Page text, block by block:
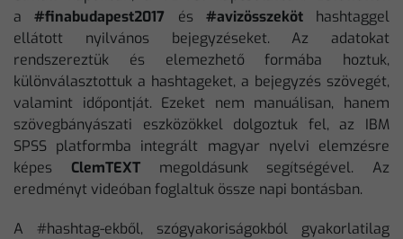
a#finabudapest2017 és #avizösszeköthashtaggel
ellátott nyilvános bejegyzéseket. Az adatokat
rendszereztük és elemezhető formába hoztuk,
különválasztottuk a hashtageket, a bejegyzés szövegét,
valamint időpontját. Ezeket nem manuálisan, hanem
szövegbányászati eszközökkel dolgoztuk fel, az IBM
SPSS platformba integrált magyar nyelvi elemzésre
képes ClemTEXT megoldásunk segítségével. Az
eredményt videóban foglaltuk össze napi bontásban.
A #hashtag-ekből, szógyakoriságokból gyakorlatilag